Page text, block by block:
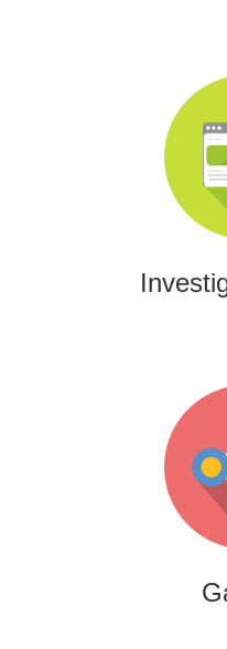
Impulsamos proyectos
europeos,
Desarrollamos
que combinan
para